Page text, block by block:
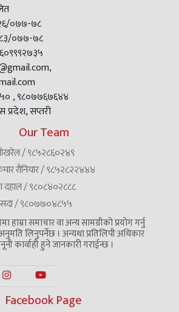
०७७-७८
०७७-७८
, ९८०७७६७६४४
सप्तरी
Our Team
/ ९८५२८६०२४९
रौनियार / ९८५२८२२४४४
दहाल / ९८०८४०२८८८
सदा / ९८०७७०४८५५
हाम्रा समाचार वा अन्य सामग्रीको प्रयोग गर्नु
लिनुपर्नेछ । अन्यथा प्रतिलिपी अधिकार
कार्वाही हुने जानकारी गराईन्छ ।
Facebook Page